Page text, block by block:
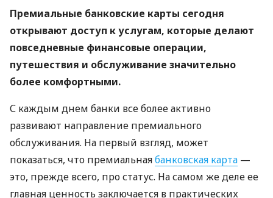
Премиальные банковские карты сегодня
открывают доступ к услугам, которые делают
повседневные финансовые операции,
путешествия и обслуживание значительно
более комфортными.
С каждым днем ​​банки все более активно
развивают направление премиального
обслуживания. На первый взгляд, может
показаться, что премиальнаябанковская карта —
это, прежде всего, про статус. На самом же деле ее
главная ценность заключается в практических